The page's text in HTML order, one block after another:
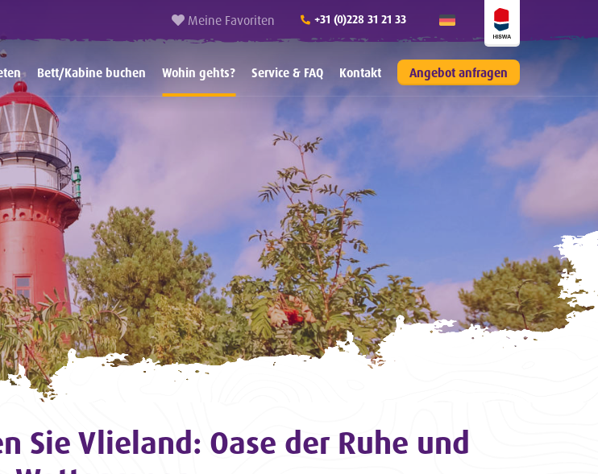
Meine Favoriten +31 (0)228 31 21 33
Bett/Kabine buchen Wohin gehts? Service & FAQ Kontakt Angebot anfragen
Sie Vlieland: Oase der Ruhe und